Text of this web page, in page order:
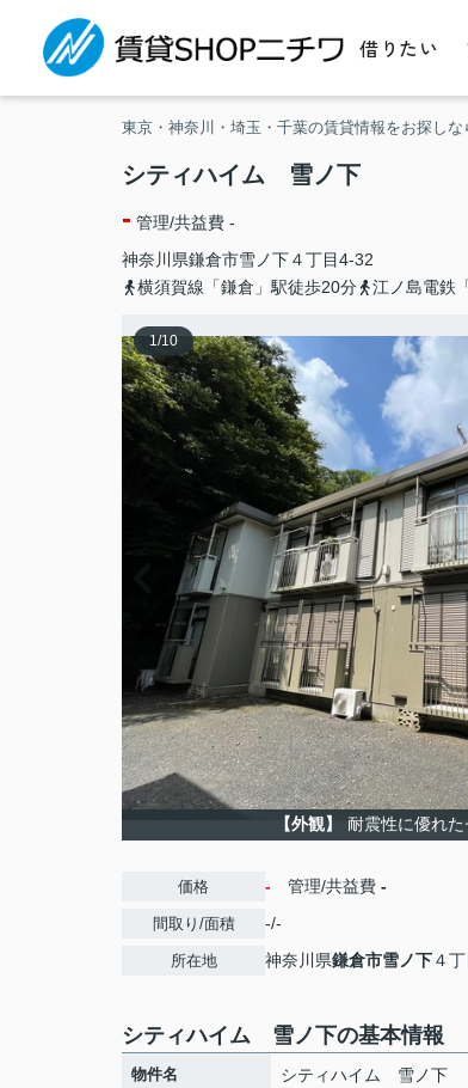
借りたい
東京・神奈川・埼玉・千葉の賃貸情報をお探しな
シティハイム 雪ノ下
- 管理/共益費 -
神奈川県鎌倉市雪ノ下４丁目4-32
横須賀線「鎌倉」駅徒歩20分
江ノ島電鉄
1/10
【外観】 耐震性に優れ
価格 - 管理/共益費 -
間取り/面積 -/-
所在地 神奈川県鎌倉市雪ノ下４
シティハイム 雪ノ下の基本情報
物件名 シティハイム 雪ノ下